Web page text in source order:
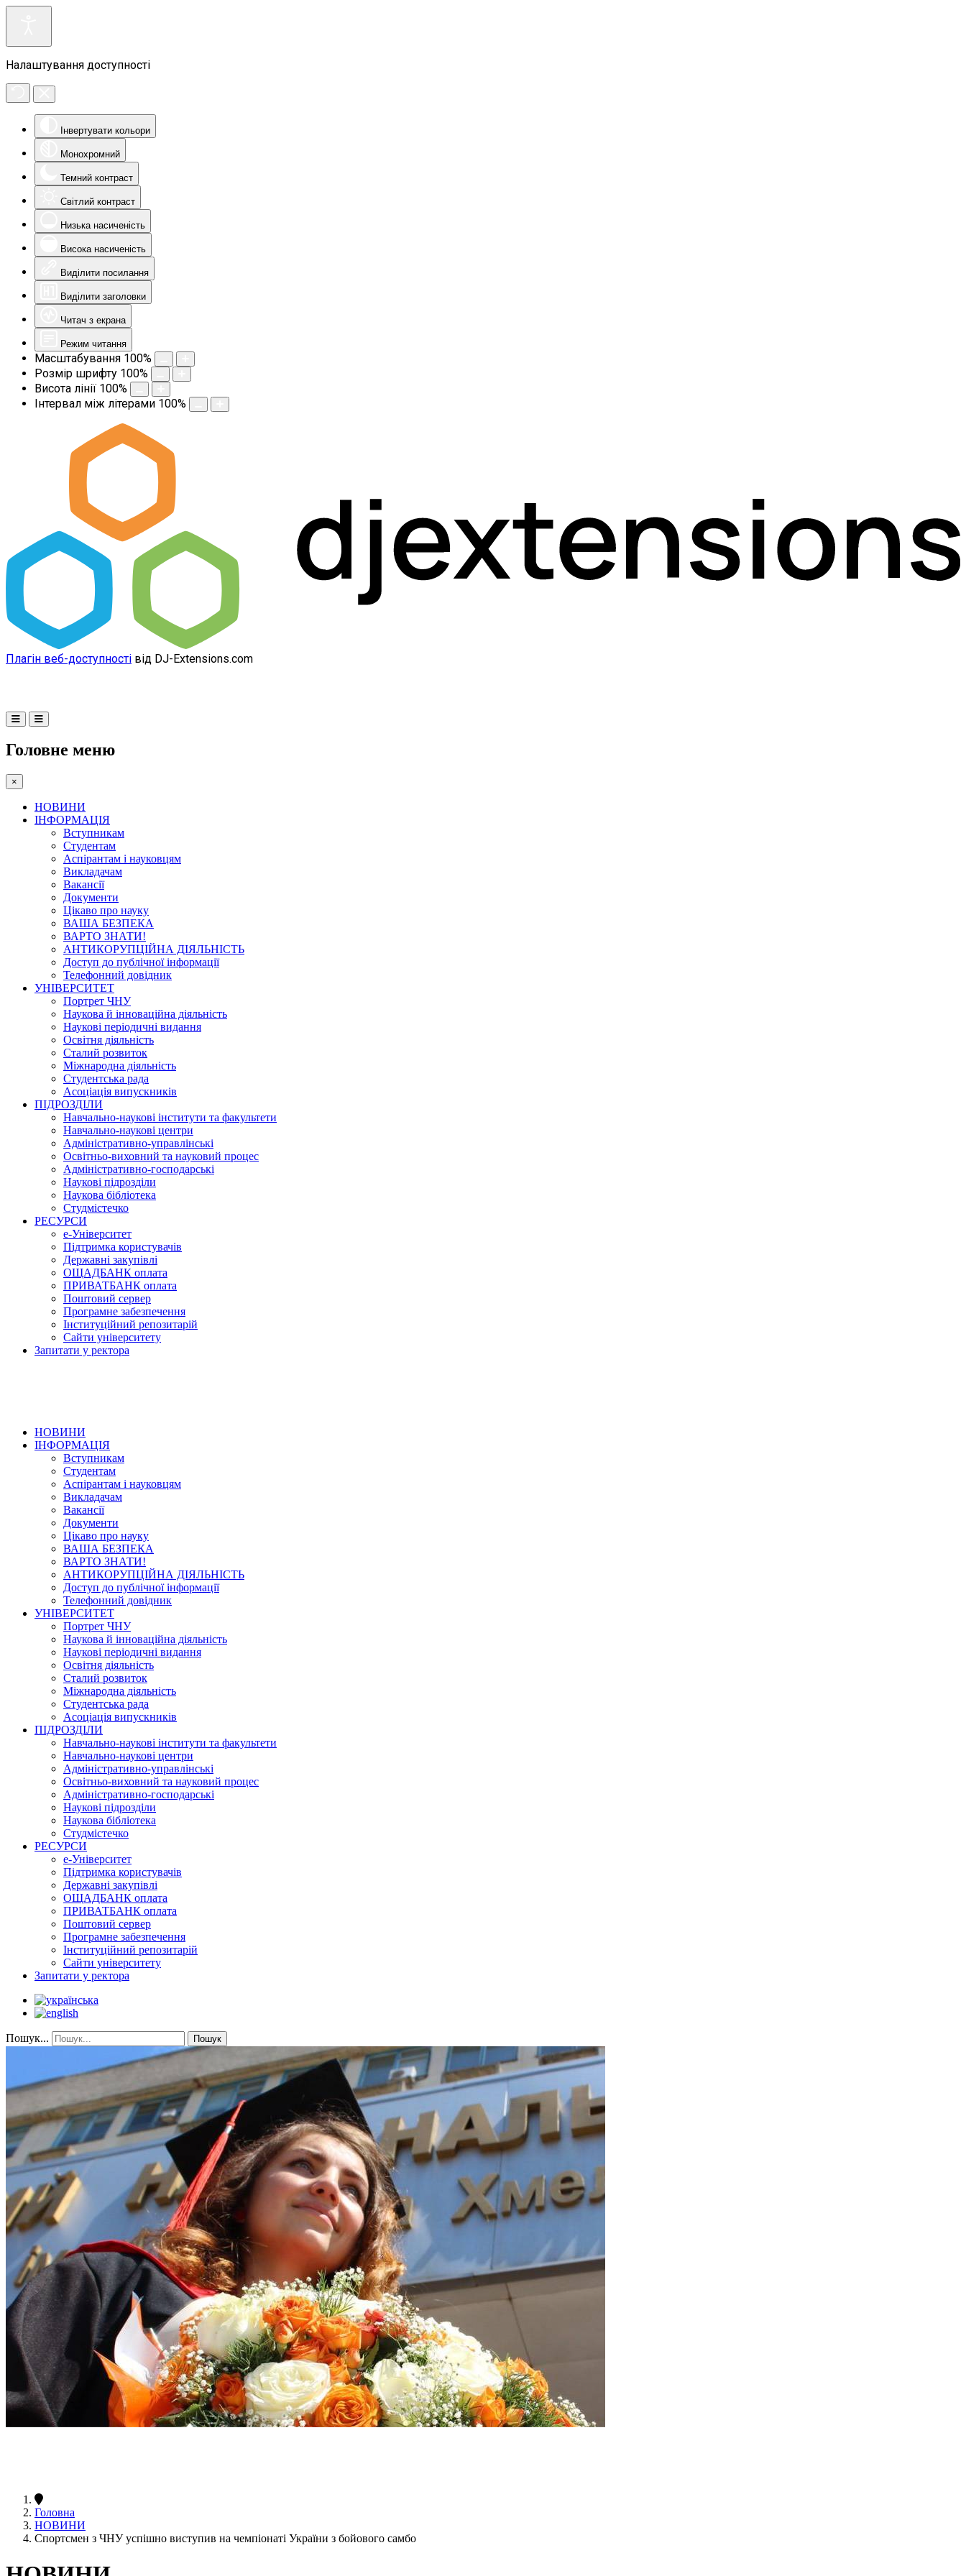
Налаштування доступності
Інвертувати кольори
Монохромний
Темний контраст
Світлий контраст
Низька насиченість
Висока насиченість
Виділити посилання
Виділити заголовки
Читач з екрана
Режим читання
Масштабування 100%
Розмір шрифту 100%
Висота лінії 100%
Інтервал між літерами 100%
Плагін веб-доступності від DJ-Extensions.com
Головне меню
×
НОВИНИ
ІНФОРМАЦІЯ
Вступникам
Студентам
Аспірантам і науковцям
Викладачам
Вакансії
Документи
Цікаво про науку
ВАША БЕЗПЕКА
ВАРТО ЗНАТИ!
АНТИКОРУПЦІЙНА ДІЯЛЬНІСТЬ
Доступ до публічної інформації
Телефонний довідник
УНІВЕРСИТЕТ
Портрет ЧНУ
Наукова й інноваційна діяльність
Наукові періодичні видання
Освітня діяльність
Сталий розвиток
Міжнародна діяльність
Студентська рада
Асоціація випускників
ПІДРОЗДІЛИ
Навчально-наукові інститути та факультети
Навчально-наукові центри
Адміністративно-управлінські
Освітньо-виховний та науковий процес
Адміністративно-господарські
Наукові підрозділи
Наукова бібліотека
Студмістечко
РЕСУРСИ
е-Університет
Підтримка користувачів
Державні закупівлі
ОЩАДБАНК оплата
ПРИВАТБАНК оплата
Поштовий сервер
Програмне забезпечення
Інституційний репозитарій
Сайти університету
Запитати у ректора
НОВИНИ
ІНФОРМАЦІЯ
Вступникам
Студентам
Аспірантам і науковцям
Викладачам
Вакансії
Документи
Цікаво про науку
ВАША БЕЗПЕКА
ВАРТО ЗНАТИ!
АНТИКОРУПЦІЙНА ДІЯЛЬНІСТЬ
Доступ до публічної інформації
Телефонний довідник
УНІВЕРСИТЕТ
Портрет ЧНУ
Наукова й інноваційна діяльність
Наукові періодичні видання
Освітня діяльність
Сталий розвиток
Міжнародна діяльність
Студентська рада
Асоціація випускників
ПІДРОЗДІЛИ
Навчально-наукові інститути та факультети
Навчально-наукові центри
Адміністративно-управлінські
Освітньо-виховний та науковий процес
Адміністративно-господарські
Наукові підрозділи
Наукова бібліотека
Студмістечко
РЕСУРСИ
е-Університет
Підтримка користувачів
Державні закупівлі
ОЩАДБАНК оплата
ПРИВАТБАНК оплата
Поштовий сервер
Програмне забезпечення
Інституційний репозитарій
Сайти університету
Запитати у ректора
Пошук... Пошук
Головна
НОВИНИ
Спортсмен з ЧНУ успішно виступив на чемпіонаті України з бойового самбо